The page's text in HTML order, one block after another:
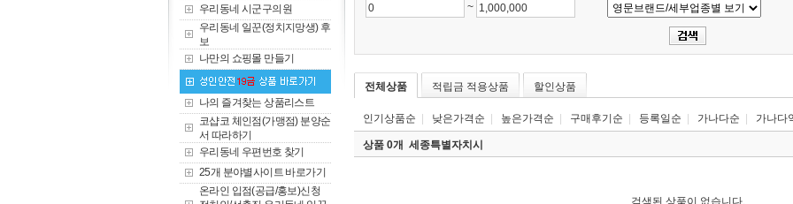
우리동네 시군구의원
우리동네 일꾼(정치지망생) 후
보
나만의 쇼핑몰 만들기
나의 즐겨찾는 상품리스트
코샵코 체인점(가맹점) 분양순
서 따라하기
우리동네 우편번호 찾기
25개 분야별사이트 바로가기
온라인 입점(공급/홍보)신청
~
전체상품 적립금 적용상품 할인상품
인기상품순 낮은가격순 높은가격순 구매후기순 등록일순 가나다순 가나다
상품 0개 세종특별자치시
검색된 상품이 없습니다.